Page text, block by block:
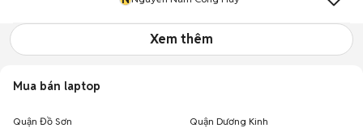
Xem thêm
Mua bán laptop
Quận Đồ Sơn Quận Dương Kinh